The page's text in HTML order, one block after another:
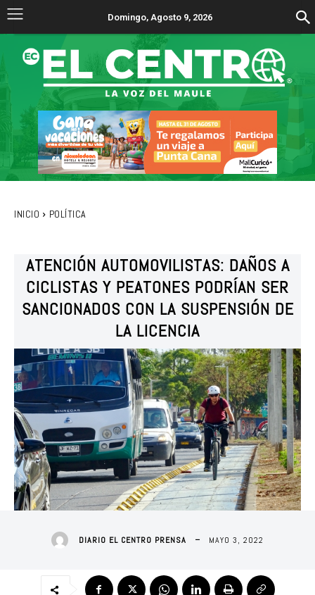
Domingo, Agosto 9, 2026
INICIO POLÍTICA
ATENCIÓN AUTOMOVILISTAS: DAÑOS A
CICLISTAS Y PEATONES PODRÍAN SER
SANCIONADOS CON LA SUSPENSIÓN DE
LA LICENCIA
DIARIO EL CENTRO PRENSA MAYO 3, 2022